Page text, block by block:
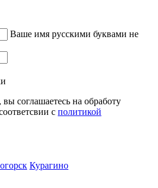
Ваше имя русскими буквами не
соглашаетесь на обработу
с политикой
Курагино